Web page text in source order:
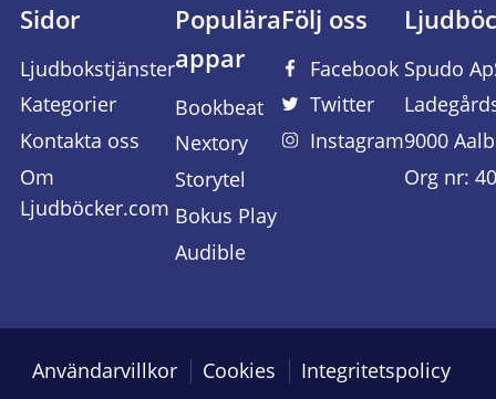
Sidor
Ljudbokstjänster
Kategorier
Kontakta oss
Om
Ljudböcker.com
Populära
appar
Bookbeat
Nextory
Storytel
Bokus Play
Audible
Följ oss
Facebook
Twitter
Instagram
Spudo
9000
Org nr:
Användarvillkor Cookies Integritetspolicy